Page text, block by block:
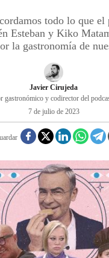
REGISTRO
INICIAR SESIÓN
todo lo que el
Esteban y Kiko
la gastronomía de
Javier Cirujeda
gastronómico y codirector del
7 de julio de 2023